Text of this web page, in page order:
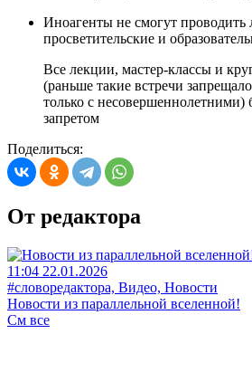
Иноагенты не смогут
просветительские и
Все лекции, мастер-классы и
(раньше такие встречи
только с несовершеннолетними)
запретом
Поделиться:
От редактора
11:04 22.01.2026
#словоредактора, Видео, Новости
Новости из параллельной вселенной!
См все